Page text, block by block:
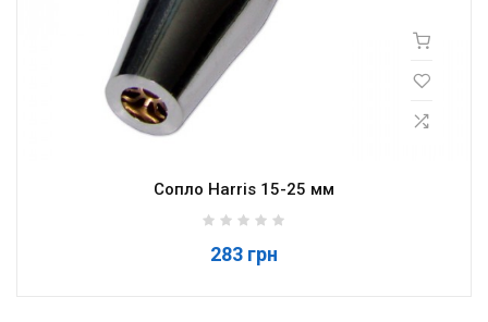
Сопло Harris 15-25 мм
283 грн